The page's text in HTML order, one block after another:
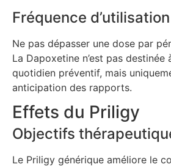
Fréquence d’utilisation
Ne pas dépasser une dose par
La Dapoxetine n’est pas destinée
quotidien préventif, mais
anticipation des rapports.
Effets du Priligy
Objectifs
Le Priligy générique améliore le